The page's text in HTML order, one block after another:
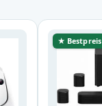
★ Bestpreis